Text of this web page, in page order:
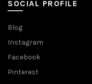
SOCIAL PROFILE
Blog
Instagram
Facebook
Pinterest